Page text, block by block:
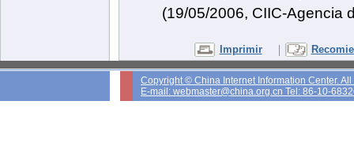
(19/05/2006, CIIC-Agencia
Imprimir |
Copyright © China Internet Information Center.
E-mail: webmaster@china.org.cn Tel: 86-10-